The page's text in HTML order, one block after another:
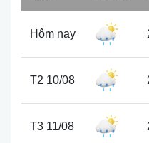
Hôm nay
T2 10/08
T3 11/08